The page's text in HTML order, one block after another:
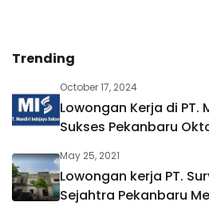
Trending
October 17, 2024
Lowongan Kerja di PT.
Sukses Pekanbaru
May 25, 2021
Lowongan kerja PT.
Sejahtra Pekanbaru